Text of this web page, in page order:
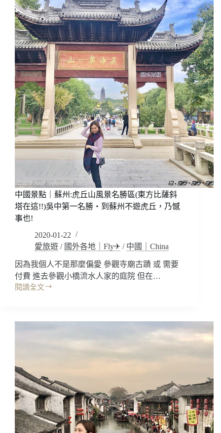
歐
洲
自
助
旅
行
搭
火
車
經
驗
~
蘇
州:
周
莊
古
鎮，
中
國
第
一
水
鄉
(東
方
斯)，
有
一
種
生
莊!
中國景點｜蘇州:虎丘山風景名勝區(東方比薩斜
塔在這!!)吳中第一名勝‧到蘇州不遊虎丘，乃憾
事也!
2020-01-22
愛旅遊 / 國外各地｜Fly✈ / 中國｜China
因為我個人不是那麼偏愛 參觀寺廟古蹟 或 需要
付費 進去參觀小橋流水人家的庭院 但在…
閱讀全文
中
點
虎
丘
山
風
景
名
勝